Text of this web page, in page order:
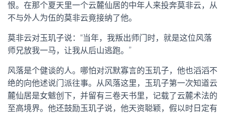
恨。在那个夏天里一个云麓仙居的中年人来投奔莫非云，从
不与外人为伍的莫非云竟接纳了他。
莫非云对玉玑子说：“当年，我叛出师门时，就是这位风落
师兄放我一马，让我从后山逃跑。”
风落是个健谈的人。哪怕对沉默寡言的玉玑子，他也滔滔不
绝的向他述说门派往事。从风落这里，玉玑子第一次知道云
麓仙居是女魃创下，并留有三卷天书里，记载了云麓术法的
至高境界。他还鼓励玉玑子说，他天资聪颖，假以时日定有